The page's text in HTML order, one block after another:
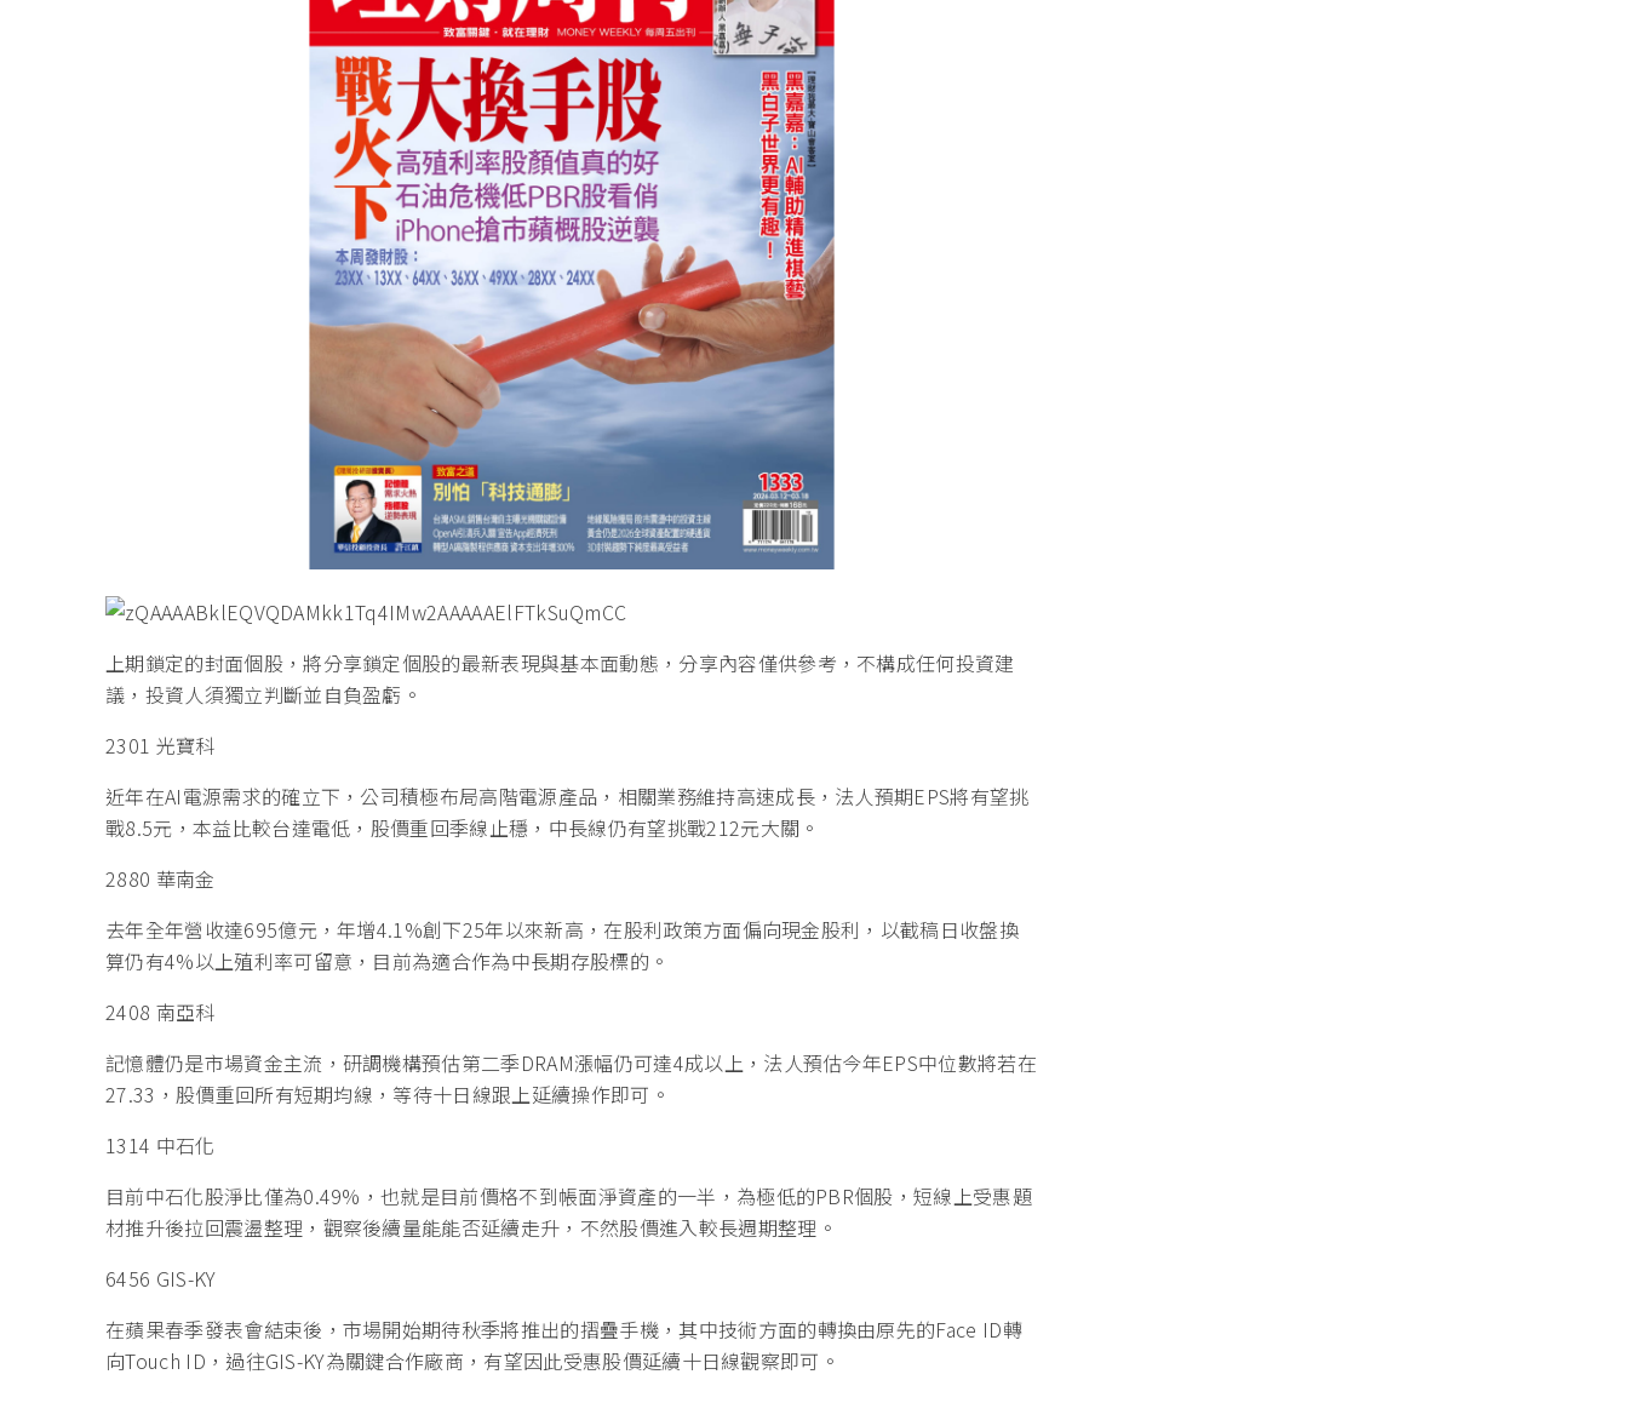
上期鎖定的封面個股，將分享鎖定個股的最新表現與基本面動態，分享內容僅供參考，不構成任何投資建
議，投資人須獨立判斷並自負盈虧。
2301 光寶科
近年在AI電源需求的確立下，公司積極布局高階電源產品，相關業務維持高速成長，法人預期EPS將有望挑
戰8.5元，本益比較台達電低，股價重回季線止穩，中長線仍有望挑戰212元大關。
2880 華南金
去年全年營收達695億元，年增4.1%創下25年以來新高，在股利政策方面偏向現金股利，以截稿日收盤換
算仍有4%以上殖利率可留意，目前為適合作為中長期存股標的。
2408 南亞科
記憶體仍是市場資金主流，研調機構預估第二季DRAM漲幅仍可達4成以上，法人預估今年EPS中位數將若在
27.33，股價重回所有短期均線，等待十日線跟上延續操作即可。
1314 中石化
目前中石化股淨比僅為0.49%，也就是目前價格不到帳面淨資產的一半，為極低的PBR個股，短線上受惠題
材推升後拉回震盪整理，觀察後續量能能否延續走升，不然股價進入較長週期整理。
6456 GIS-KY
在蘋果春季發表會結束後，市場開始期待秋季將推出的摺疊手機，其中技術方面的轉換由原先的Face ID轉
向Touch ID，過往GIS-KY為關鍵合作廠商，有望因此受惠股價延續十日線觀察即可。